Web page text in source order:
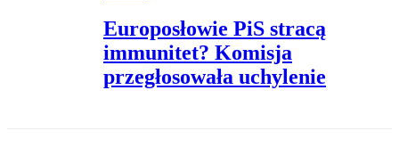
Europosłowie PiS stracą
immunitet? Komisja
przegłosowała uchylenie